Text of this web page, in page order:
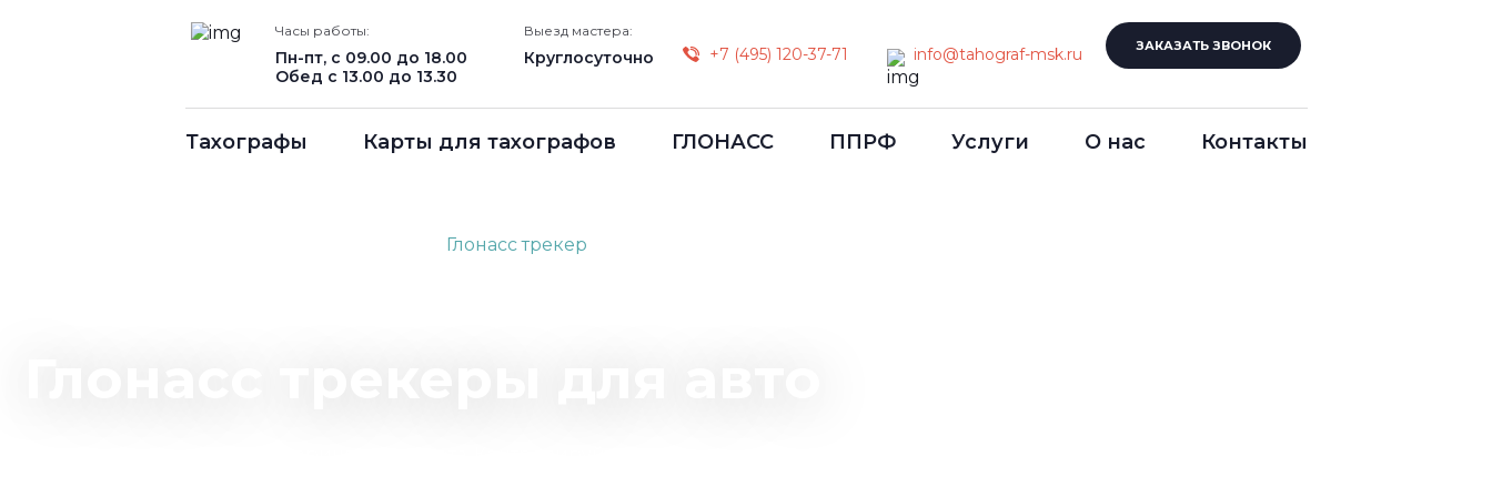
Часы работы:
Пн-пт, с 09.00 до 18.00
Обед с 13.00 до 13.30
Выезд мастера:
Круглосуточно +7 (495) 120-37-71 info@tahograf-msk.ru ЗАКАЗАТЬ ЗВОНОК
Тахографы Карты для тахографов ГЛОНАСС ППРФ Услуги О нас Контакты
Глонасс трекер